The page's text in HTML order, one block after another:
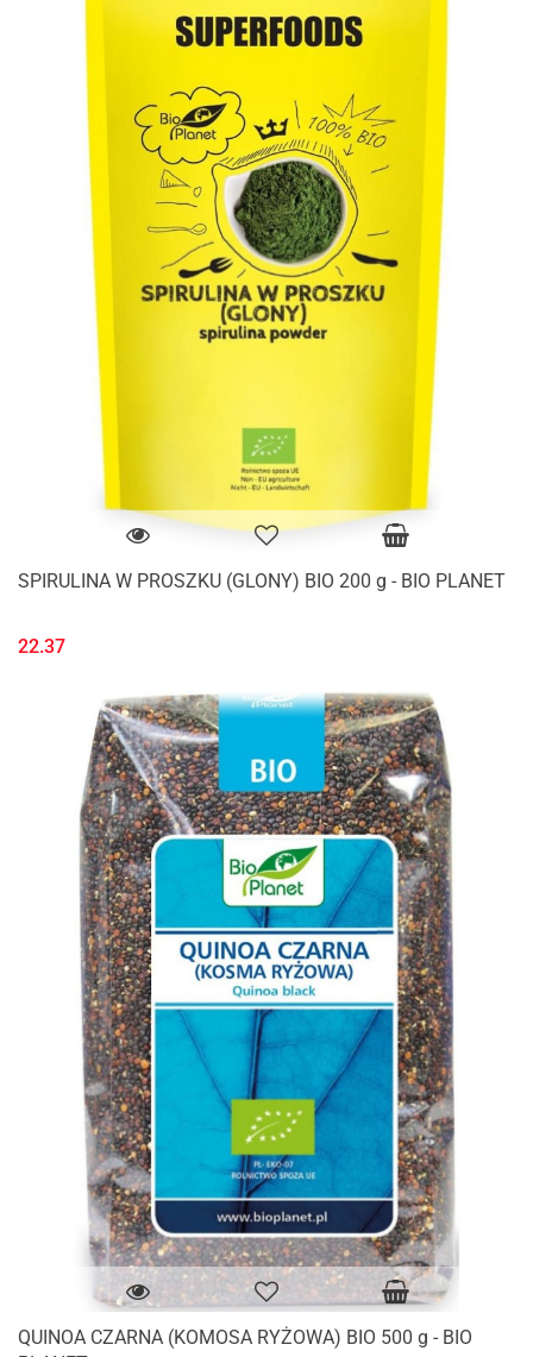
SPIRULINA W PROSZKU (GLONY) BIO 200 g - BIO PLANET
22.37
QUINOA CZARNA (KOMOSA RYŻOWA) BIO 500 g - BIO